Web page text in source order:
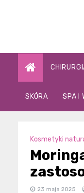
SKÓRA SPA I
Kosmetyki
23 maja 2025